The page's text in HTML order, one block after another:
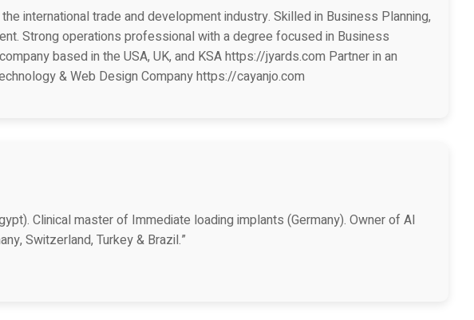
international trade and development industry. Skilled in Business Planning,
Strong operations professional with a degree focused in Business
based in the USA, UK, and KSA https://jyards.com Partner in an
& Web Design Company https://cayanjo.com
Clinical master of Immediate loading implants (Germany). Owner of Al
Switzerland, Turkey & Brazil.”